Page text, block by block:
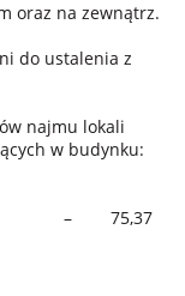
oraz na zewnątrz.
do ustalenia z
najmu lokali
w budynku:
– 75,37